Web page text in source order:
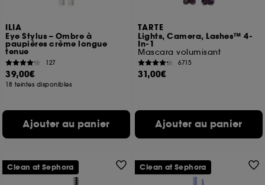
ILIA
Eye Stylus – Ombre à
paupières crème longue
tenue
127
39,00€
18 teintes disponibles
Ajouter au panier
TARTE
Lights, Camera, Lashes™ 4-
In-1
Mascara volumisant
6715
31,00€
Ajouter au panier
Clean at Sephora Clean at Sephora